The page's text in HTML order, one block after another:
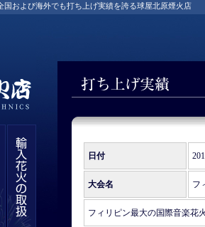
国および海外でも打ち上げ実績を誇る球屋北原煙火店
日付
大会名 フ
フィリピン最大の国際音楽花